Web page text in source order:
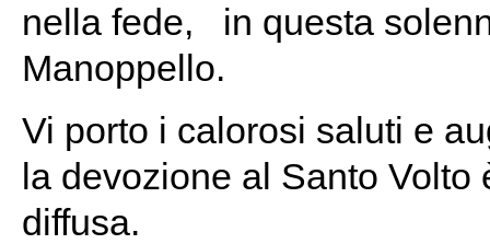
nella fede, in questa
Manoppello.
Vi porto i calorosi saluti e
la devozione al Santo
diffusa.